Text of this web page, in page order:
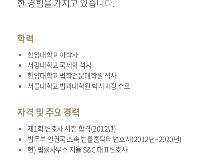
한 경험을 가지고 있습니다.
학력
한양대학교 이학사
서강대학교 국제학 석사
한양대학교 법학전문대학원 석사
서울대학교 법과대학원 박사과정 수료
자격 및 주요 경력
제1회 변호사 시험 합격(2012년)
법무부 인권국 소속 법률홈닥터 변호사(2012년~2020년)
현) 법률사무소 지율 S&C 대표변호사